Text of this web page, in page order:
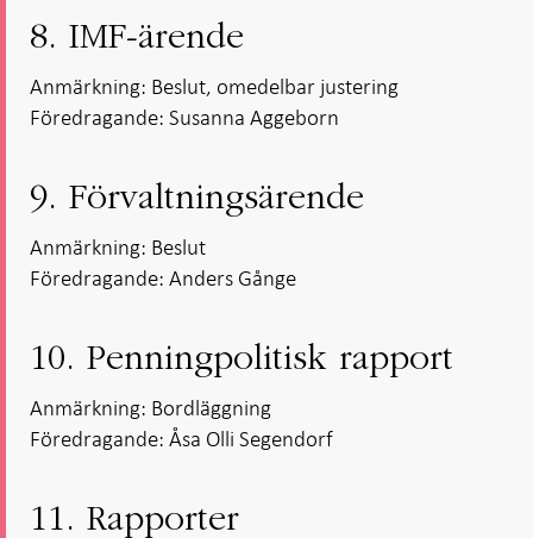
8. IMF-ärende
Anmärkning: Beslut, omedelbar justering
Föredragande: Susanna Aggeborn
9. Förvaltningsärende
Anmärkning: Beslut
Föredragande: Anders Gånge
10. Penningpolitisk rapport
Anmärkning: Bordläggning
Föredragande: Åsa Olli Segendorf
11. Rapporter